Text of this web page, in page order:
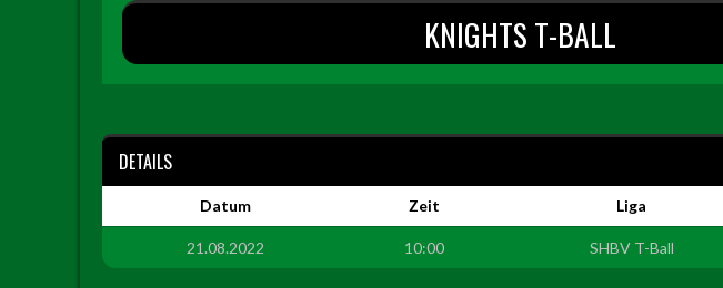
KNIGHTS T-BALL
DETAILS
Datum Zeit Liga
21.08.2022 10:00 SHBV T-Ball